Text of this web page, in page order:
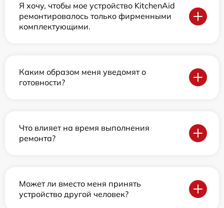
Я хочу, чтобы мое устройство KitchenAid
ремонтировалось только фирменными
комплектующими.
Каким образом меня уведомят о
готовности?
Что влияет на время выполнения
ремонта?
Может ли вместо меня принять
устройство другой человек?